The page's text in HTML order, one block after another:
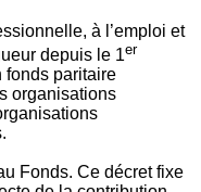
à l’emploi et
depuis le 1er
fonds paritaire
organisations
Fonds. Ce décret fixe